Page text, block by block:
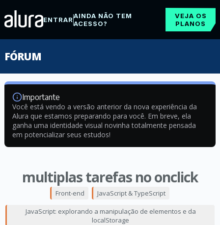
ENTRARAINDA NÃO TEM
ACESSO?
VEJA OS
PLANOS
FÓRUM
Importante
Você está vendo a versão anterior da nova experiência da
Alura que estamos preparando para você. Em breve, ela
ganha uma identidade visual novinha totalmente pensada
em potencializar seus estudos!
multiplas tarefas no onclick
Front-end JavaScript & TypeScript
JavaScript: explorando a manipulação de elementos e da
localStorage